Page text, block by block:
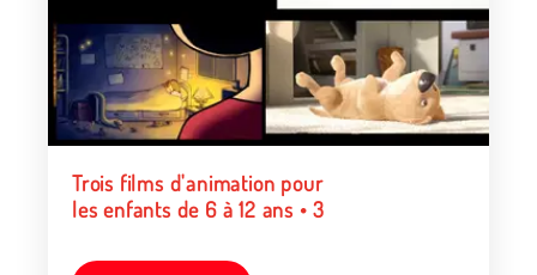
Trois films d'animation pour
les enfants de 6 à 12 ans • 3